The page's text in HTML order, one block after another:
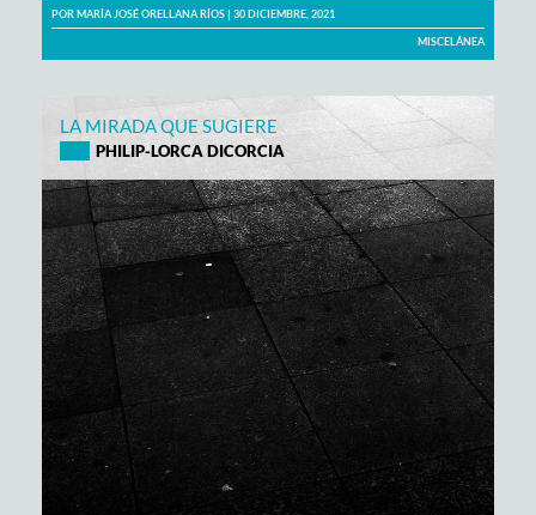
PORMARÍA JOSÉ ORELLANA RÍOS | 30 DICIEMBRE, 2021
MISCELÁNEA
LA MIRADA QUE SUGIERE
PHILIP-LORCA DICORCIA